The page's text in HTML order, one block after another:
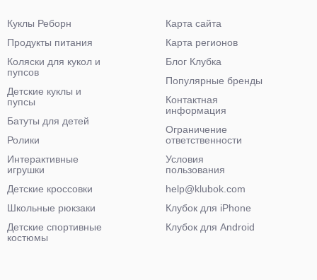
Куклы Реборн
Продукты питания
Коляски для кукол и
пупсов
Детские куклы и
пупсы
Батуты для детей
Ролики
Интерактивные
игрушки
Детские кроссовки
Школьные рюкзаки
Детские спортивные
костюмы
Карта сайта
Карта регионов
Блог Клубка
Популярные бренды
Контактная
информация
Ограничение
ответственности
Условия
пользования
help@klubok.com
Клубок для iPhone
Клубок для Android